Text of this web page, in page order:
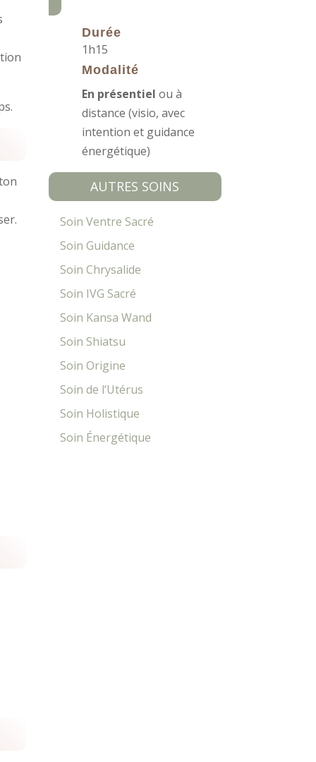
Durée
1h15
Modalité
En présentiel ou à
distance (visio, avec
intention et guidance
énergétique)
AUTRES SOINS
Soin Ventre Sacré
Soin Guidance
Soin Chrysalide
Soin IVG Sacré
Soin Kansa Wand
Soin Shiatsu
Soin Origine
Soin de l’Utérus
Soin Holistique
Soin Énergétique